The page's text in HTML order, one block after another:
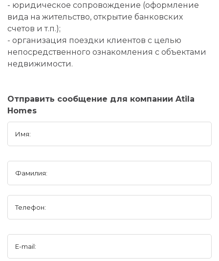
- юридическое сопровождение (оформление
вида на жительство, открытие банковских
счетов и т.п.);
- организация поездки клиентов с целью
непосредственного ознакомления с объектами
недвижимости.
Отправить сообщение для компании Atila
Homes
Имя:
Фамилия:
Телефон:
E-mail: